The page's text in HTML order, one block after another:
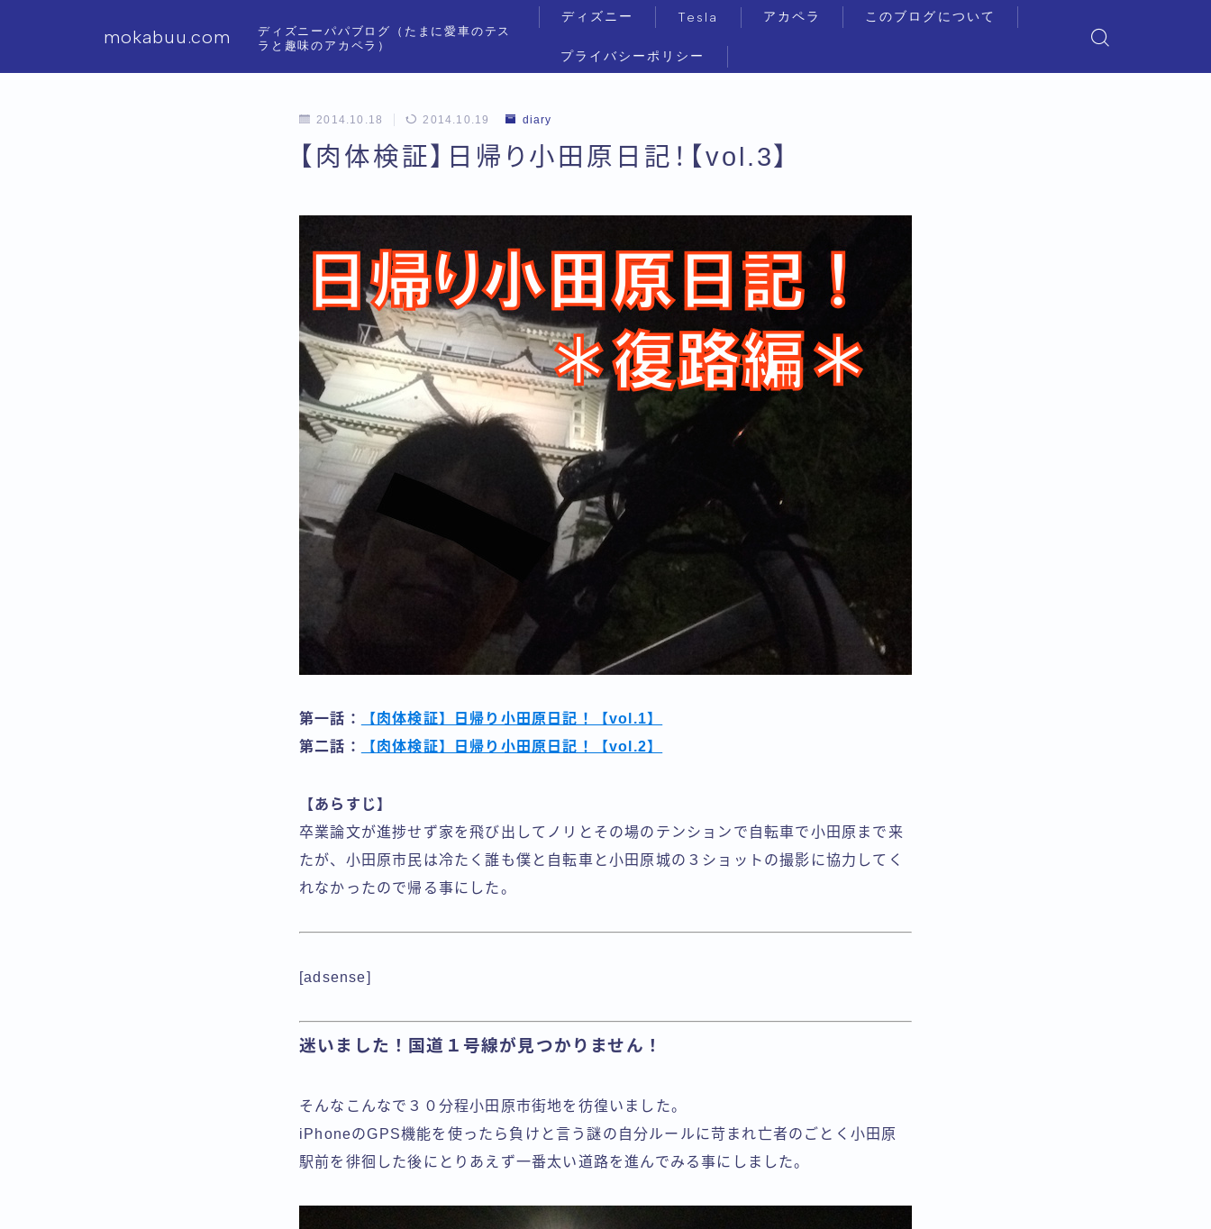
mokabuu.com
ディズニーパパブログ（たまに愛車のテス
ラと趣味のアカペラ）
ディズニー Tesla アカペラ このブログについて
プライバシーポリシー
2014.10.18 2014.10.19 diary
【肉体検証】日帰り小田原日記！【vol.3】
第一話：
【肉体検証】日帰り小田原日記！【vol.1】
第二話：
【肉体検証】日帰り小田原日記！【vol.2】
【あらすじ】
卒業論文が進捗せず家を飛び出してノリとその場のテンションで自転車で小田原まで来
たが、小田原市民は冷たく誰も僕と自転車と小田原城の３ショットの撮影に協力してく
れなかったので帰る事にした。
[adsense]
迷いました！国道１号線が見つかりません！
そんなこんなで３０分程小田原市街地を彷徨いました。
iPhoneのGPS機能を使ったら負けと言う謎の自分ルールに苛まれ亡者のごとく小田原
駅前を徘徊した後にとりあえず一番太い道路を進んでみる事にしました。